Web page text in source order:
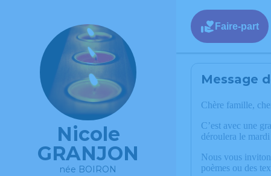
Nicole
GRANJON
née BOIRON
Faire-part
Message
Chère famille,
C’est avec une
déroulera le
Nous vous
poèmes ou des